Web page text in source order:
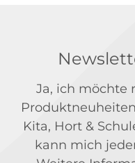
Ja, ich möchte
Kita, Hort &
kann mich